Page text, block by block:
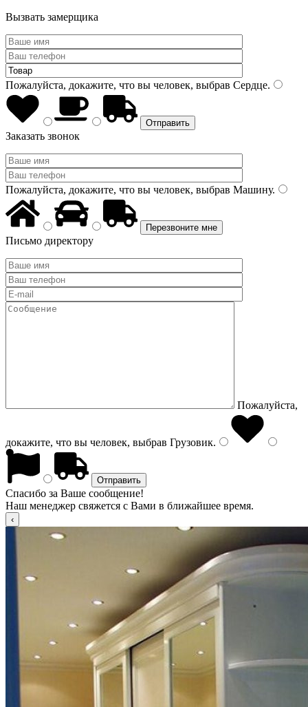
Вызвать замерщика
Пожалуйста, докажите, что вы человек, выбрав Сердце.
Заказать звонок
Пожалуйста, докажите, что вы человек, выбрав Машину.
Письмо директору
Пожалуйста,
докажите, что вы человек, выбрав Грузовик.
Спасибо за Ваше сообщение!
Наш менеджер свяжется с Вами в ближайшее время.